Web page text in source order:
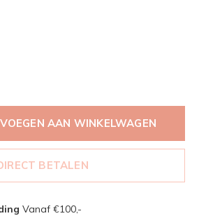
AAN WINKELWAGEN
BETALEN
Vanaf €100,-